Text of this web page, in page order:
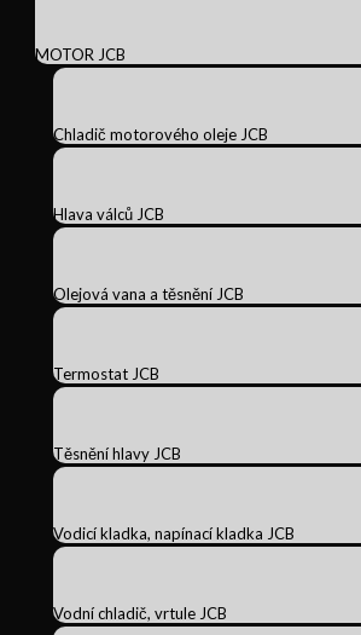
MOTOR JCB
Chladič motorového oleje JCB
Hlava válců JCB
Olejová vana a těsnění JCB
Termostat JCB
Těsnění hlavy JCB
Vodicí kladka, napínací kladka JCB
Vodní chladič, vrtule JCB